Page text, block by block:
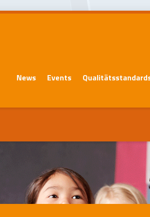
News Events